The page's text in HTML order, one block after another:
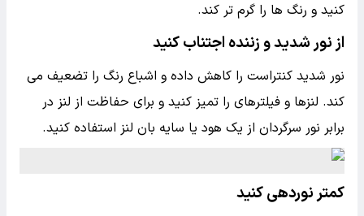
کنید و رنگ ها را گرم تر کند.
از نور شدید و زننده اجتناب کنید
نور شدید کنتراست را کاهش داده و اشباع رنگ را تضعیف می
کند. لنزها و فیلترهای را تمیز کنید و برای حفاظت از لنز در
برابر نور سرگردان از یک هود یا سایه بان لنز استفاده کنید.
کمتر نوردهی کنید